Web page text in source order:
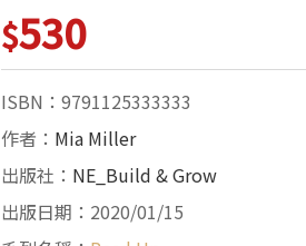
$530
ISBN：9791125333333
作者： Mia Miller
出版社： NE_Build & Grow
出版日期：2020/01/15